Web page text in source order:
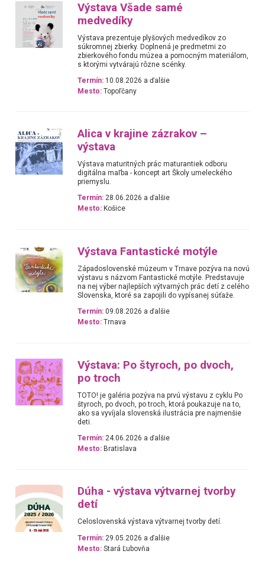
Výstava Všade samé
medvedíky
Výstava prezentuje plyšových medvedíkov zo
súkromnej zbierky. Doplnená je predmetmi zo
zbierkového fondu múzea a pomocným materiálom,
s ktorými vytvárajú rôzne scénky.
Termín: 10.08.2026 a ďalšie
Mesto: Topoľčany
Alica v krajine zázrakov –
výstava
Výstava maturitných prác maturantiek odboru
digitálna maľba - koncept art Školy umeleckého
priemyslu.
Termín: 28.06.2026 a ďalšie
Mesto: Košice
Výstava Fantastické motýle
Západoslovenské múzeum v Trnave pozýva na novú
výstavu s názvom Fantastické motýle. Predstavuje
na nej výber najlepších výtvarných prác detí z celého
Slovenska, ktoré sa zapojili do vypísanej súťaže.
Termín: 09.08.2026 a ďalšie
Mesto: Trnava
Výstava: Po štyroch, po dvoch,
po troch
TOTO! je galéria pozýva na prvú výstavu z cyklu Po
štyroch, po dvoch, po troch, ktorá poukazuje na to,
ako sa vyvíjala slovenská ilustrácia pre najmenšie
deti.
Termín: 24.06.2026 a ďalšie
Mesto: Bratislava
Dúha - výstava výtvarnej tvorby
detí
Celoslovenská výstava výtvarnej tvorby detí.
Termín: 29.05.2026 a ďalšie
Mesto: Stará Ľubovňa